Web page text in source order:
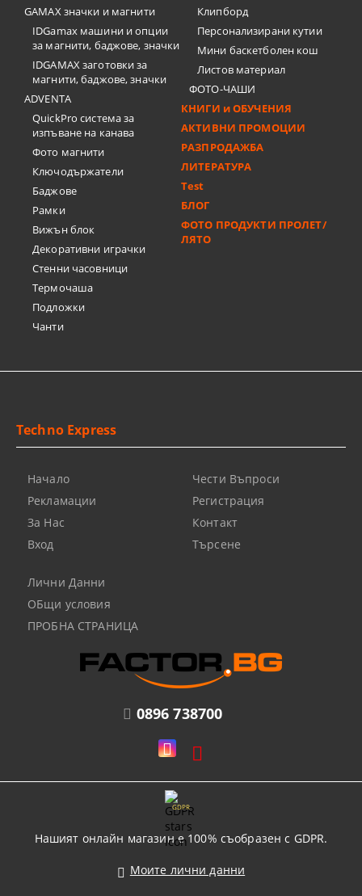
GAMAX значки и магнити
IDGamax машини и опции
за магнити, баджове, значки
IDGAMAX заготовки за
магнити, баджове, значки
ADVENTA
QuickPro система за
изпъване на канава
Фото магнити
Ключодържатели
Баджове
Рамки
Вижън блок
Декоративни играчки
Стенни часовници
Термочашa
Подложки
Чанти
Клипборд
Персонализирани кутии
Мини баскетболен кош
Листов материал
ФОТО-ЧАШИ
КНИГИ и ОБУЧЕНИЯ
АКТИВНИ ПРОМОЦИИ
РАЗПРОДАЖБА
ЛИТЕРАТУРА
Test
БЛОГ
ФОТО ПРОДУКТИ ПРОЛЕТ/
ЛЯТО
0896 738700
Techno Express
Начало
Рекламации
За Нас
Вход
Чести Въпроси
Регистрация
Контакт
Търсене
Лични Данни
ОБщи условия
ПРОБНА СТРАНИЦА
GDPR
Нашият онлайн магазин е 100% съобразен с GDPR.
Моите лични данни